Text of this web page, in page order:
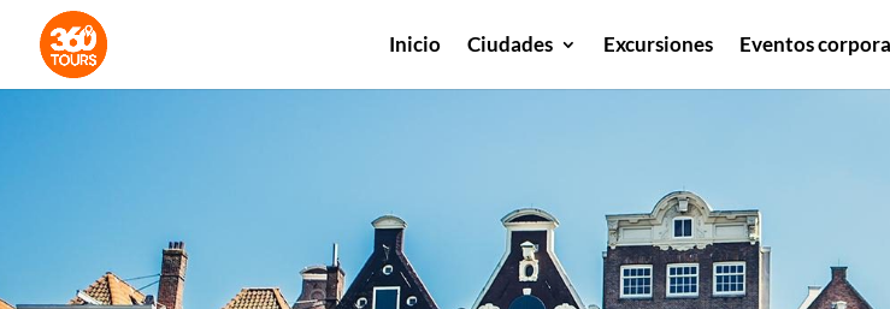
Inicio Ciudades Excursiones Eventos